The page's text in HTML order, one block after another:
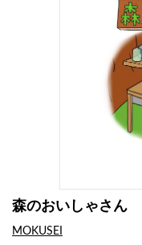
森のおいしゃさん
MOKUSEI